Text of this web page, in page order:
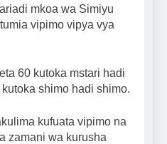
mkoa wa Simiyu
vipimo vipya vya
60 kutoka mstari hadi
shimo hadi shimo.
kufuata vipimo na
zamani wa kurusha